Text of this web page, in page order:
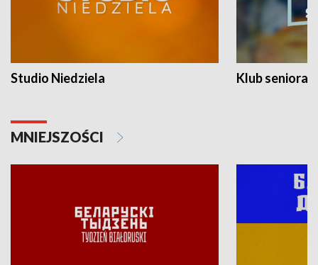
Studio Niedziela Klub seniora
MNIEJSZOŚCI